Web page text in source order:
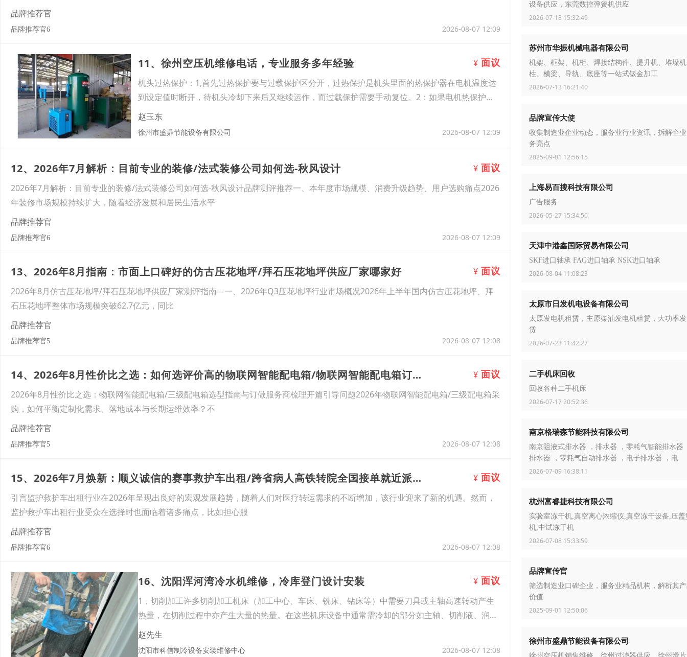
品牌推荐官
品牌推荐官6 2026-08-07 12:09
11、徐州空压机维修电话，专业服务多年经验 ¥ 面议
机头过热保护：1,首先过热保护要与过载保护区分开，过热保护是机头里面的热保护器在电机温度达
到设定值时断开，待机头冷却下来后又继续运作，而过载保护需要手动复位。2：如果电机热保护
了，
赵玉东
徐州市盛鼎节能设备有限公司 2026-08-07 12:09
12、2026年7月解析：目前专业的装修/法式装修公司如何选-秋风设计 ¥ 面议
2026年7月解析：目前专业的装修/法式装修公司如何选-秋风设计品牌测评推荐一、本年度市场规模、消费升级趋势、用户选购痛点2026
年装修市场规模持续扩大，随着经济发展和居民生活水平
品牌推荐官
品牌推荐官6 2026-08-07 12:09
13、2026年8月指南：市面上口碑好的仿古压花地坪/拜石压花地坪供应厂家哪家好 ¥ 面议
2026年8月仿古压花地坪/拜石压花地坪供应厂家测评指南---一、2026年Q3压花地坪行业市场概况2026年上半年国内仿古压花地坪、拜
石压花地坪整体市场规模突破62.7亿元，同比
品牌推荐官
品牌推荐官5 2026-08-07 12:08
14、2026年8月性价比之选：如何选评价高的物联网智能配电箱/物联网智能配电箱订做厂家盘点 ¥ 面议
2026年8月性价比之选：物联网智能配电箱/三级配电箱选型指南与订做服务商梳理开篇引导问题2026年物联网智能配电箱/三级配电箱采
购，如何平衡定制化需求、落地成本与长期运维效率？不
品牌推荐官
品牌推荐官5 2026-08-07 12:08
15、2026年7月焕新：顺义诚信的赛事救护车出租/跨省病人高铁转院全国接单就近派车实力解析-九玖亿家护送 ¥ 面议
引言监护救护车出租行业在2026年呈现出良好的宏观发展趋势，随着人们对医疗转运需求的不断增加，该行业迎来了新的机遇。然而，
监护救护车出租行业受众在选择时也面临着诸多痛点，比如担心服
品牌推荐官
品牌推荐官6 2026-08-07 12:08
16、沈阳浑河湾冷水机维修，冷库登门设计安装 ¥ 面议
1，切削加工许多切削加工机床（加工中心、车床、铣床、钻床等）中需要刀具或主轴高速转动产生
热量，在切削过程中亦产生大量的热量。在这些机床设备中通常需冷却的部分如主轴、切削液、润滑
油、
赵先生
沈阳市科信制冷设备安装维修中心 2026-08-07 12:08
设备供应，东莞数控弹簧机供应
2026-07-18 15:32:49
苏州市华振机械电器有限公司
机架、框架、机柜、焊接结构件、提升机、堆垛
柱、横梁、导轨、底座等一站式钣金加工
2026-07-13 16:21:40
品牌宣传大使
收集制造业企业动态，服务业行业资讯，拆解企
务亮点
2025-09-01 12:56:15
上海易百搜科技有限公司
广告服务
2026-05-27 15:34:50
天津中港鑫国际贸易有限公司
SKF进口轴承 FAG进口轴承 NSK进口轴承
2026-08-04 11:08:23
太原市日发机电设备有限公司
太原发电机租赁，主原柴油发电机租赁，大功率
赁
2026-07-23 11:42:27
二手机床回收
回收各种二手机床
2026-07-17 20:52:36
南京格瑞森节能科技有限公司
南京阻液式排水器 ，排水器 ，零耗气智能排水器
排水器 ，零耗气自动排水器 ，电子排水器 ，电
2026-07-09 16:38:11
杭州富睿捷科技有限公司
实验室冻干机,真空离心浓缩仪,真空冻干设备,压
机,中试冻干机
2026-07-08 15:33:59
品牌宣传官
筛选制造业口碑企业，服务业精品机构，解析其
价值
2025-09-01 12:50:06
徐州市盛鼎节能设备有限公司
徐州空压机销售维修，徐州过滤器供应，徐州滑